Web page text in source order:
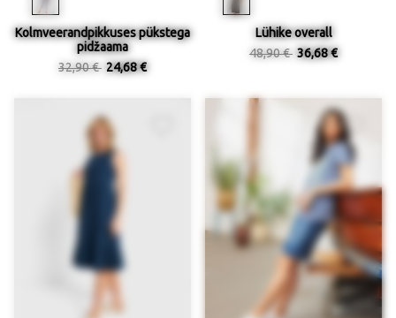
Kolmveerandpikkuses pükstega
pidžaama
32,90 € 24,68 €
Lühike overall
48,90 € 36,68 €